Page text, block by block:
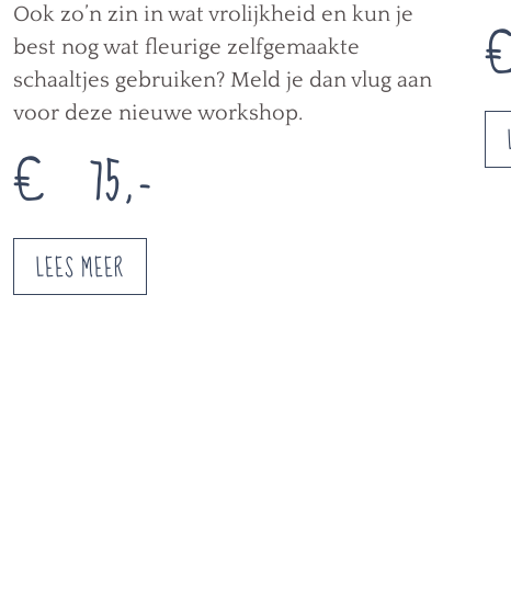
Ook zo’n zin in wat vrolijkheid en kun je
best nog wat fleurige zelfgemaakte
schaaltjes gebruiken? Meld je dan vlug aan
voor deze nieuwe workshop.
€ 75,-
LEES MEER